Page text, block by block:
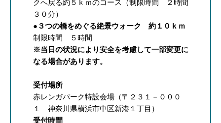
クへ戻る約５ｋｍのコース（制限時間 ２時間
３０分）
●３つの橋をめぐる絶景ウォーク 約１０ｋｍ
制限時間 ５時間
※当日の状況により安全を考慮して一部変更に
なる場合があります。
受付場所
赤レンガパーク特設会場（〒２３１－０００
１ 神奈川県横浜市中区新港１丁目）
受付時間